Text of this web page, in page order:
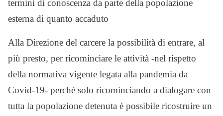
termini di conoscenza da parte della popolazione
esterna di quanto accaduto
Alla Direzione del carcere la possibilità di entrare, al
più presto, per ricominciare le attività -nel rispetto
della normativa vigente legata alla pandemia da
Covid-19- perché solo ricominciando a dialogare con
tutta la popolazione detenuta è possibile ricostruire un